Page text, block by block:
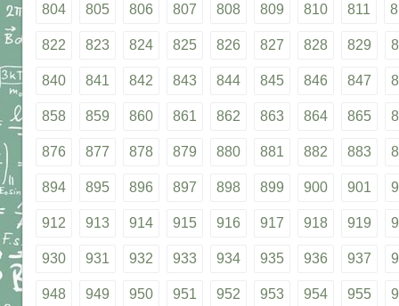
804 805 806 807 808 809 810 811
822 823 824 825 826 827 828 829
840 841 842 843 844 845 846 847
858 859 860 861 862 863 864 865
876 877 878 879 880 881 882 883
894 895 896 897 898 899 900 901
912 913 914 915 916 917 918 919
930 931 932 933 934 935 936 937
948 949 950 951 952 953 954 955